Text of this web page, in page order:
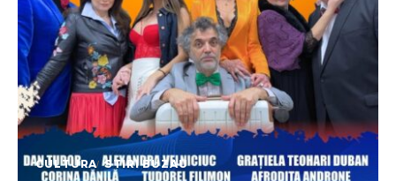
CULTURA STIRI BUZAU